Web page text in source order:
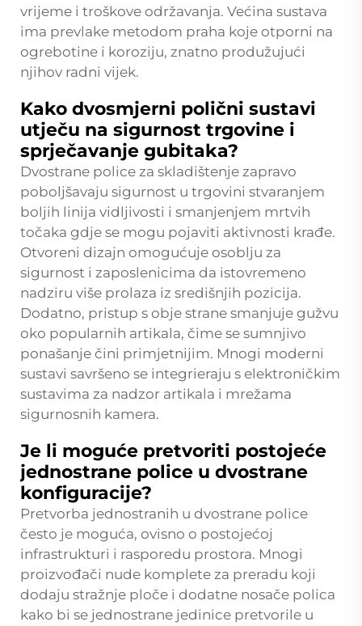
vrijeme i troškove održavanja. Većina sustava
ima prevlake metodom praha koje otporni na
ogrebotine i koroziju, znatno produžujući
njihov radni vijek.
Kako dvosmjerni polični sustavi
utječu na sigurnost trgovine i
sprječavanje gubitaka?
Dvostrane police za skladištenje zapravo
poboljšavaju sigurnost u trgovini stvaranjem
boljih linija vidljivosti i smanjenjem mrtvih
točaka gdje se mogu pojaviti aktivnosti krađe.
Otvoreni dizajn omogućuje osoblju za
sigurnost i zaposlenicima da istovremeno
nadziru više prolaza iz središnjih pozicija.
Dodatno, pristup s obje strane smanjuje gužvu
oko popularnih artikala, čime se sumnjivo
ponašanje čini primjetnijim. Mnogi moderni
sustavi savršeno se integrieraju s elektroničkim
sustavima za nadzor artikala i mrežama
sigurnosnih kamera.
Je li moguće pretvoriti postojeće
jednostrane police u dvostrane
konfiguracije?
Pretvorba jednostranih u dvostrane police
često je moguća, ovisno o postojećoj
infrastrukturi i rasporedu prostora. Mnogi
proizvođači nude komplete za preradu koji
dodaju stražnje ploče i dodatne nosače polica
kako bi se jednostrane jedinice pretvorile u